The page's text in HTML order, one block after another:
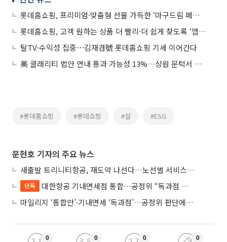
롯데홈쇼핑, 프리미엄·맞춤형 선물 가득한 ‘마구드림 페스타’ 설 특집전
롯데홈쇼핑, 고객 원하는 상품 더 빨리·더 쉽게 찾도록 ‘앱 개편’
탈TV·수익성 집중⋯김재겸號 롯데홈쇼핑 기세 이어간다
美 클래리티 법안 연내 통과 가능성 13%…상원 문턱서 제동
#롯데홈쇼핑 #롯데쇼핑 #설 #ESG
문현호 기자의 주요 뉴스
새출발 트리니티항공, 재도약 나선다…노선별 서비스 차별화
단독
대한항공 기내면세점 통합…공정위 “독과점 여부 따진다”
마일리지 ‘통합안’·기내면세 ‘독과점’…공정위 판단에 쏠린 눈
0 0 0 0